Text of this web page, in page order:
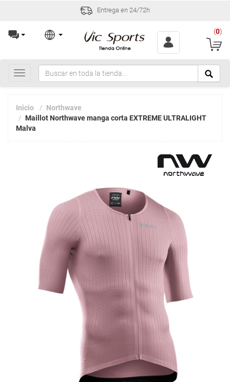
Entrega en 24/72h
(0)
Toggle
navigation
Inicio
Northwave
Maillot Northwave manga corta EXTREME ULTRALIGHT
Malva